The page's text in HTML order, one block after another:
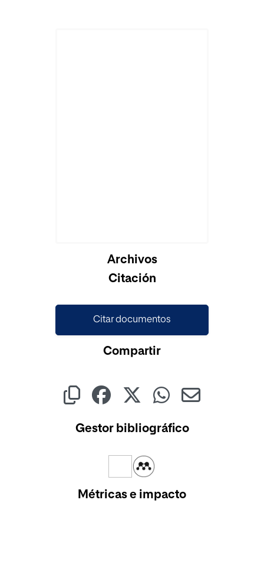
Cargando...Archivos
Citación
Citar documentos
Compartir
Gestor bibliográfico
Métricas e impacto